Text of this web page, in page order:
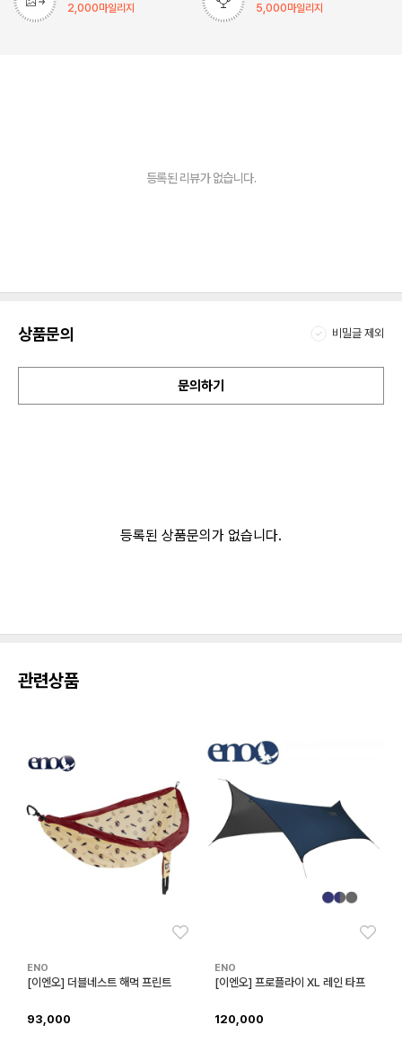
2,000마일리지 5,000마일리지
등록된 리뷰가 없습니다.
상품문의 비밀글 제외
문의하기
등록된 상품문의가 없습니다.
관련상품
ENO
[이엔오] 더블네스트 해먹 프린트
93,000
ENO
[이엔오] 프로플라이 XL 레인 타프
120,000